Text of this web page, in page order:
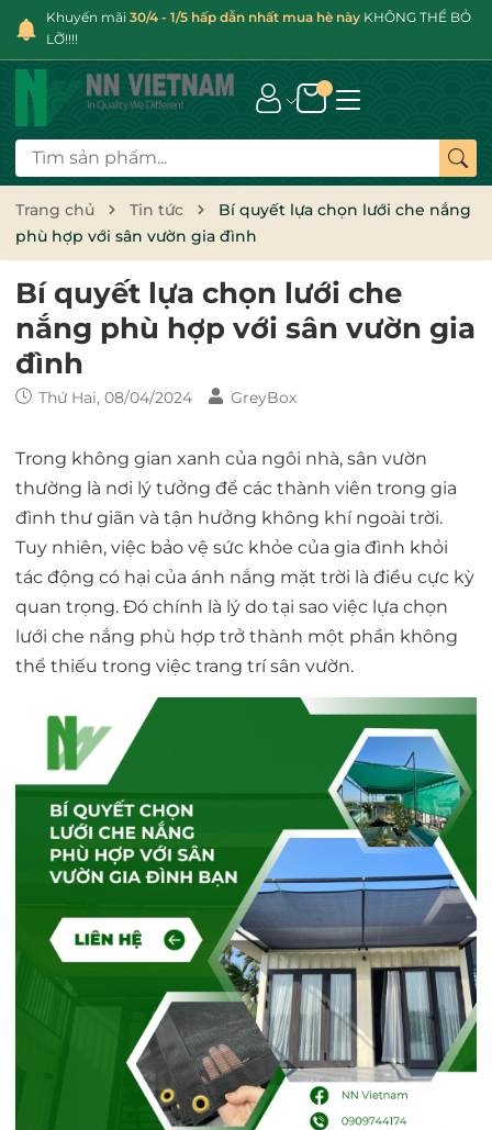
Khuyến mãi 30/4 - 1/5 hấp dẫn nhất mua hè này KHÔNG THỂ BỎ
LỠ!!!!
Trang chủ Tin tức
Bí quyết lựa chọn lưới che nắng
phù hợp với sân vườn gia đình
Bí quyết lựa chọn lưới che
nắng phù hợp với sân vườn gia
đình
Thứ Hai, 08/04/2024 GreyBox
Trong không gian xanh của ngôi nhà, sân vườn
thường là nơi lý tưởng để các thành viên trong gia
đình thư giãn và tận hưởng không khí ngoài trời.
Tuy nhiên, việc bảo vệ sức khỏe của gia đình khỏi
tác động có hại của ánh nắng mặt trời là điều cực kỳ
quan trọng. Đó chính là lý do tại sao việc lựa chọn
lưới che nắng phù hợp trở thành một phần không
thể thiếu trong việc trang trí sân vườn.